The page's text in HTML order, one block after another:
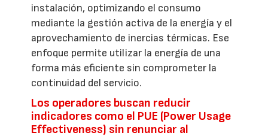
instalación, optimizando el consumo
mediante la gestión activa de la energía y el
aprovechamiento de inercias térmicas. Ese
enfoque permite utilizar la energía de una
forma más eficiente sin comprometer la
continuidad del servicio.
Los operadores buscan reducir
indicadores como el PUE (Power Usage
Effectiveness) sin renunciar al